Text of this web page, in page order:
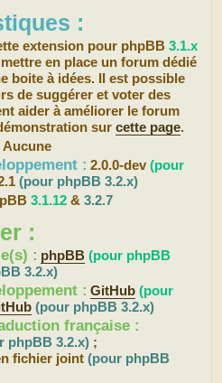
:
extension pour phpBB3.1.x
en place un forum dédié
boite à idées. Il est possible
de suggérer et voter des
aider à améliorer le forum
surcette page.
Aucune
: 2.0.0-dev(pour
(pour phpBB 3.2.x)
3.1.12 &3.2.7
:
: phpBB (pour phpBB
3.2.x)
: GitHub (pour
(pour phpBB 3.2.x)
française :
phpBB 3.2.x) ;
fichier joint(pour phpBB